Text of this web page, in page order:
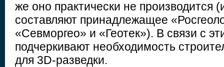
же оно практически не производится
составляют принадлежащее
«Севморгео» и «Геотек»). В связи с
подчеркивают необходимость
для 3D-разведки.